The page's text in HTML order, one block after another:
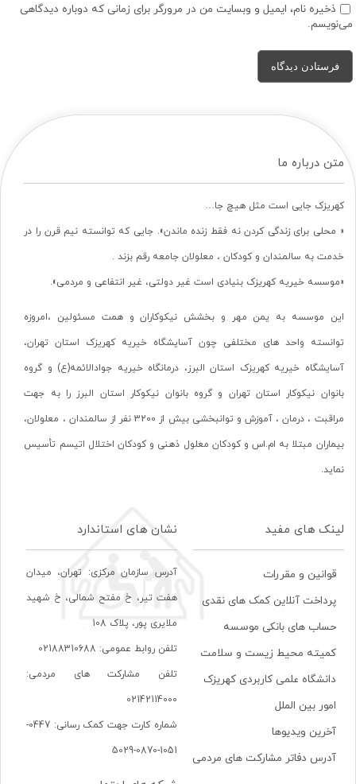
ذخیره نام، ایمیل و وبسایت من در مرورگر برای زمانی که دوباره دیدگاهی
می‌نویسم.
متن درباره ما
کهریزک جایی است مثل هیچ جا…
« محلی برای زندگی کردن نه فقط زنده ماندن». جایی که توانسته نیم قرن را در
خدمت به سالمندان و کودکان ، معلولان جامعه رقم بزند .
«موسسه خیریه کهریزک بنیادی است غیر دولتی، غیر انتفاعی و مردمی».
این موسسه به یمن مهر و بخشش نیکوکاران و همت مسئولین ،امروزه
توانسته واحد های مختلفی چون آسایشگاه خیریه کهریزک استان تهران،
آسایشگاه خیریه کهریزک استان البرز، درمانگاه خیریه جوادالائمه(ع) و گروه
بانوان نیکوکار استان تهران و گروه بانوان نیکوکار استان البرز را به جهت
مراقبت ، درمان ، آموزش و توانبخشی بیش از 3200 نفر از سالمندان ، معلولان،
بیماران مبتلا به ام.اس و کودکان معلول ذهنی و کودکان اختلال اتیسم تأسیس
نماید.
لینک های مفید
قوانین و مقررات
پرداخت آنلاین کمک های نقدی
حساب های بانکی موسسه
کمیته محیط زیست و سلامت
دانشگاه علمی کاربردی کهریزک
امور بین الملل
آخرین ویدیوها
آدرس دفاتر مشارکت های مردمی
نشان های استاندارد
آدرس سازمان مرکزی: تهران، ميدان
هفت تير، خ مفتح شمالی، خ شهيد
ملايری پور، پلاک 108
تلفن روابط عمومی: 02188310688
تلفن مشارکت های مردمی:
02142114000
شماره کارت جهت کمک رسانی: 0447-
1051-0870-5029